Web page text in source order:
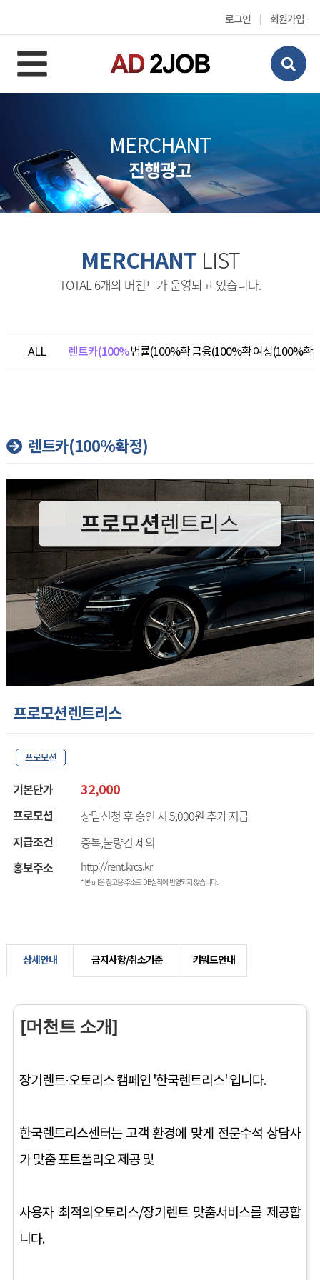
회원가입
로그인
MERCHANT
진행광고
MERCHANTLIST
TOTAL 6개의 머천트가 운영되고 있습니다.
ALL 렌트카(100%법률(100%확금융(100%확여성(100%확
렌트카(100%확정)
프로모션렌트리스
프로모션
기본단가 32,000
프로모션 상담신청 후 승인 시 5,000원 추가 지급
지급조건 중복,불량건 제외
홍보주소 http://rent.krcs.kr
* 본 url은 참고용 주소로 DB실적에 반영되지 않습니다.
상세안내 금지사항/취소기준 키워드안내
[머천트 소개]
장기렌트·오토리스 캠페인 '한국렌트리스' 입니다.
한국렌트리스센터는 고객 환경에 맞게 전문수석 상담사
가 맞춤 포트폴리오 제공 및
사용자 최적의오토리스/장기렌트 맞춤서비스를 제공합
니다.